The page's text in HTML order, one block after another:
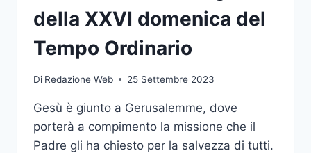
della XXVI domenica del
Tempo Ordinario
Di Redazione Web 25 Settembre 2023
Gesù è giunto a Gerusalemme, dove
porterà a compimento la missione che il
Padre gli ha chiesto per la salvezza di tutti.